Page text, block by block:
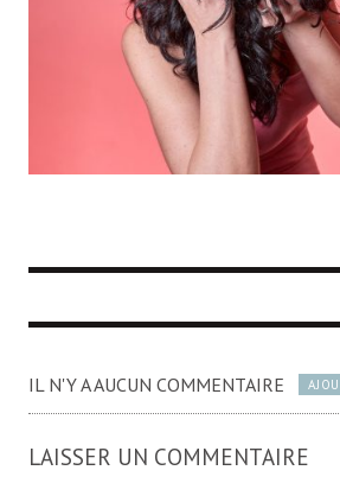
IL N'Y A AUCUN COMMENTAIRE
LAISSER UN COMMENTAIRE